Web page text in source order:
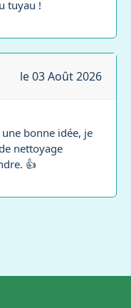
tuyau !
le 03 Août 2026
bonne idée, je
nettoyage
👍